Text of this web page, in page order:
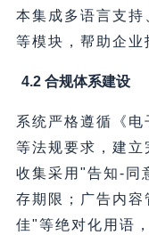
本集成多语言支持
等模块，帮助企业
4.2 合规体系建设
系统严格遵循《电
等法规要求，建
收集采用"告知-同
存期限；广告内
佳"等绝对化用语